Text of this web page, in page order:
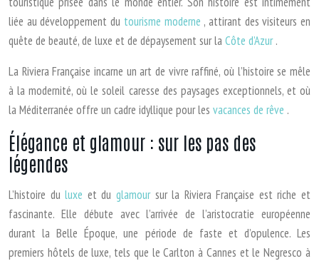
liée au développement du tourisme moderne , attirant des visiteurs en
quête de beauté, de luxe et de dépaysement sur la Côte d’Azur.
La Riviera Française incarne un art de vivre raffiné, où l’histoire se mêle
à la modernité, où le soleil caresse des paysages exceptionnels, et où
la Méditerranée offre un cadre idyllique pour les vacances de rêve .
Élégance et glamour : sur les pas des
légendes
L’histoire duluxe et du glamour sur la Riviera Française est riche et
fascinante. Elle débute avec l’arrivée de l’aristocratie européenne
durant la Belle Époque, une période de faste et d’opulence. Les
premiers hôtels de luxe, tels que le Carlton à Cannes et le Negresco à